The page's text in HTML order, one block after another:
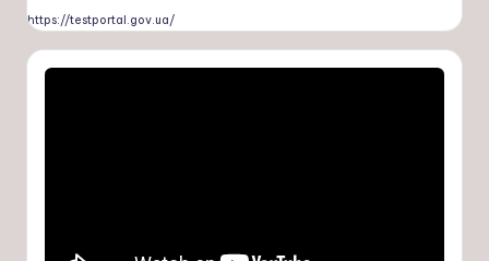
https://testportal.gov.ua/